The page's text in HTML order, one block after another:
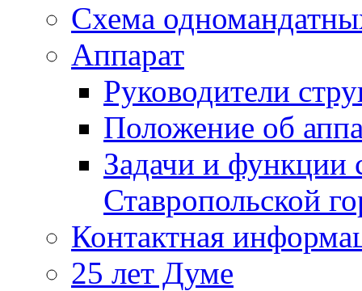
Схема
Аппарат
Руководители
Положение об
Задачи и функции
Ставропольской
Контактная
25 лет Думе